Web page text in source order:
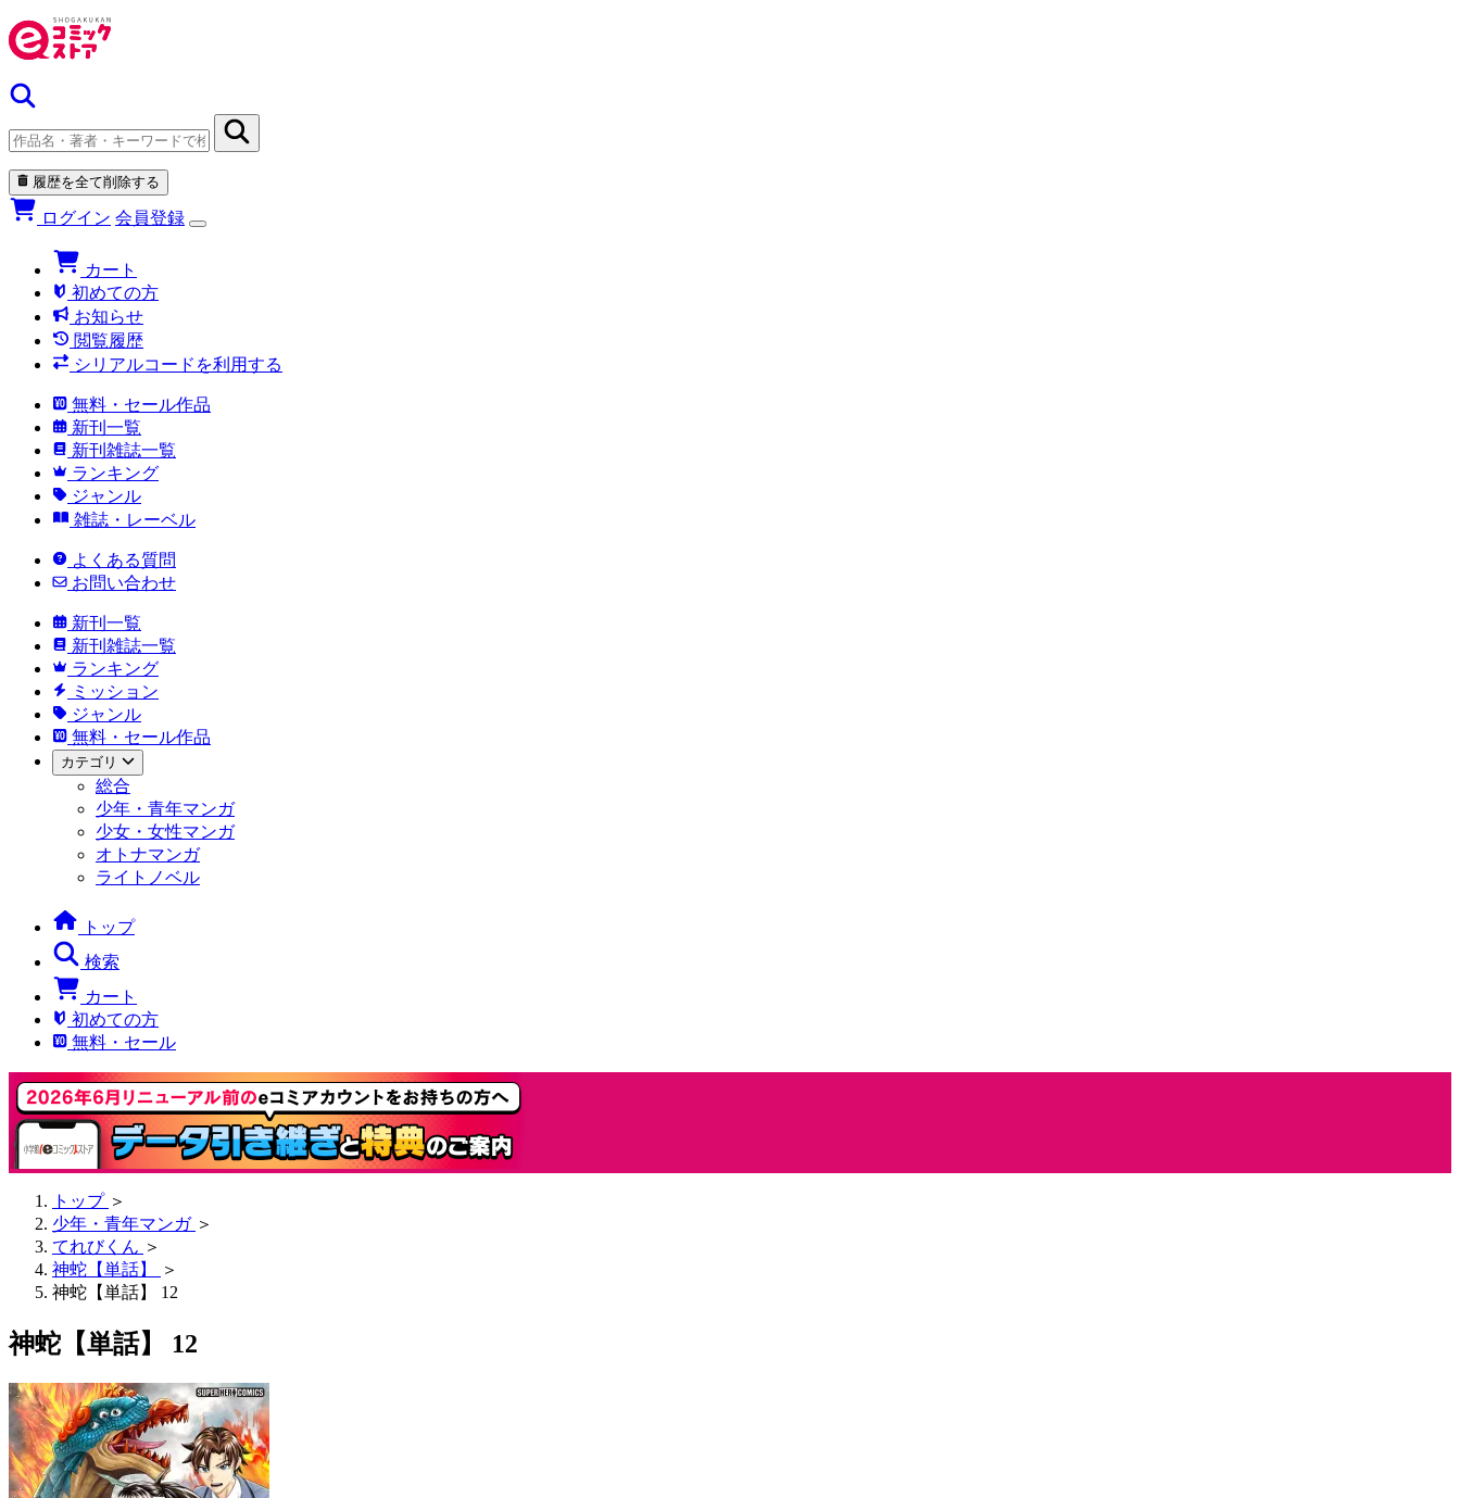
履歴を全て削除する
ログイン 会員登録
カート
初めての方
お知らせ
閲覧履歴
シリアルコードを利用する
無料・セール作品
新刊一覧
新刊雑誌一覧
ランキング
ジャンル
雑誌・レーベル
よくある質問
お問い合わせ
新刊一覧
新刊雑誌一覧
ランキング
ミッション
ジャンル
無料・セール作品
カテゴリ
総合
少年・青年マンガ
少女・女性マンガ
オトナマンガ
ライトノベル
トップ
検索
カート
初めての方
無料・セール
トップ ＞
少年・青年マンガ ＞
てれびくん ＞
神蛇【単話】
＞
神蛇【単話】 12
神蛇【単話】 12